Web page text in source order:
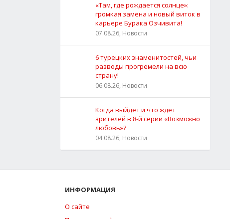
«Там, где рождается солнце»:
громкая замена и новый виток в
карьере Бурака Озчивита!
07.08.26, Новости
6 турецких знаменитостей, чьи
разводы прогремели на всю
страну!
06.08.26, Новости
Когда выйдет и что ждёт
зрителей в 8-й серии «Возможно
любовь»?
04.08.26, Новости
ИНФОРМАЦИЯ
О сайте